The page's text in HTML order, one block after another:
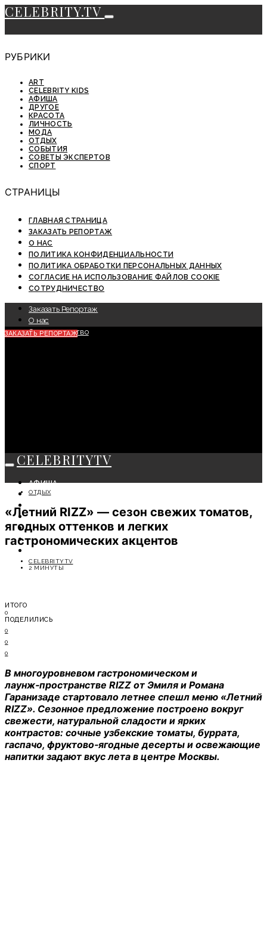
CELEBRITY.TV
РУБРИКИ
ART
CELEBRITY KIDS
АФИША
ДРУГОЕ
КРАСОТА
ЛИЧНОСТЬ
МОДА
ОТДЫХ
СОБЫТИЯ
СОВЕТЫ ЭКСПЕРТОВ
СПОРТ
СТРАНИЦЫ
ГЛАВНАЯ СТРАНИЦА
ЗАКАЗАТЬ РЕПОРТАЖ
О НАС
ПОЛИТИКА КОНФИДЕНЦИАЛЬНОСТИ
ПОЛИТИКА ОБРАБОТКИ ПЕРСОНАЛЬНЫХ ДАННЫХ
СОГЛАСИЕ НА ИСПОЛЬЗОВАНИЕ ФАЙЛОВ COOKIE
СОТРУДНИЧЕСТВО
Заказать Репортаж
О нас
Сотрудничество
ЗАКАЗАТЬ РЕПОРТАЖ
CELEBRITYTV
АФИША
СОБЫТИЯ
КРАСОТА
МОДА
ЛИЧНОСТЬ
ОТДЫХ
ОТДЫХ
«Летний RIZZ» — сезон свежих томатов,
ягодных оттенков и легких
гастрономических акцентов
CELEBRITYTV
2 МИНУТЫ
ИТОГО
0
ПОДЕЛИЛИСЬ
0
0
0
В многоуровневом гастрономическом и
лаунж‑пространстве RIZZ от Эмиля и Романа
Гаранизаде стартовало летнее спешл меню «Летний
RIZZ». Сезонное предложение построено вокруг
свежести, натуральной сладости и ярких
контрастов: сочные узбекские томаты, буррата,
гаспачо, фруктово‑ягодные десерты и освежающие
напитки задают вкус лета в центре Москвы.